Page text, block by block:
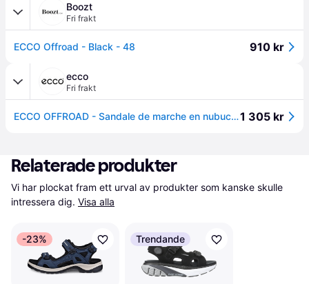
Boozt
Fri frakt
ECCO Offroad - Black - 48 910 kr
ecco
Fri frakt
ECCO OFFROAD - Sandale de marche en nubuck pour femme - Noir - 411 305 kr
Relaterade produkter
Vi har plockat fram ett urval av produkter som kanske skulle
intressera dig. Visa alla
-23% Trendande